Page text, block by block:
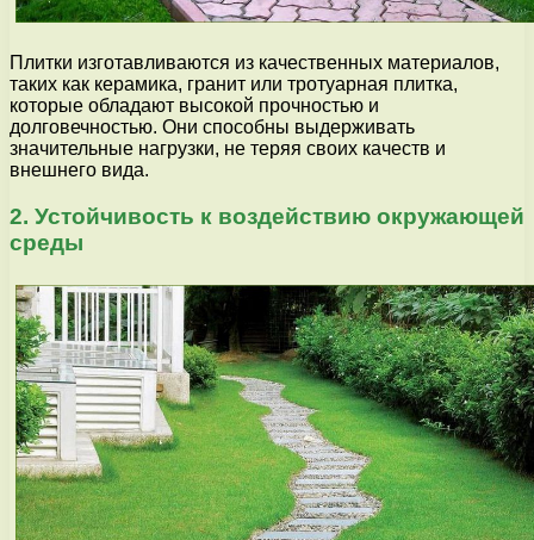
Плитки изготавливаются из качественных материалов,
таких как керамика, гранит или тротуарная плитка,
которые обладают высокой прочностью и
долговечностью. Они способны выдерживать
значительные нагрузки, не теряя своих качеств и
внешнего вида.
2. Устойчивость к воздействию окружающей
среды